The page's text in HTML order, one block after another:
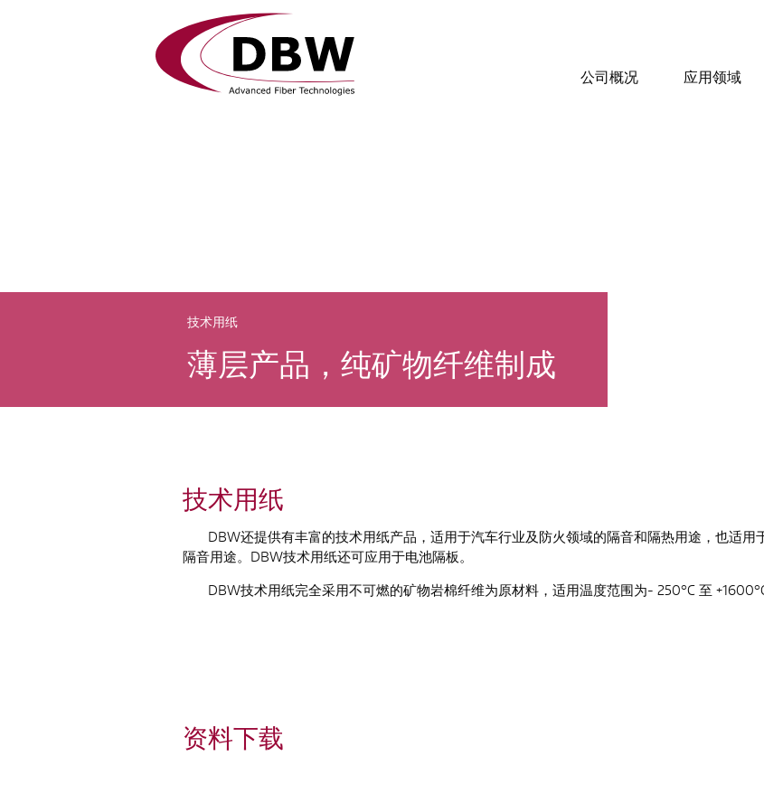
公司概况 应用领域
技术用纸
薄层产品，纯矿物纤维制成
技术用纸
DBW还提供有丰富的技术用纸产品，适用于汽车行业及防火领域的隔音和隔热用途，也适
隔音用途。DBW技术用纸还可应用于电池隔板。
DBW技术用纸完全采用不可燃的矿物岩棉纤维为原材料，适用温度范围为- 250°C 至
资料下载